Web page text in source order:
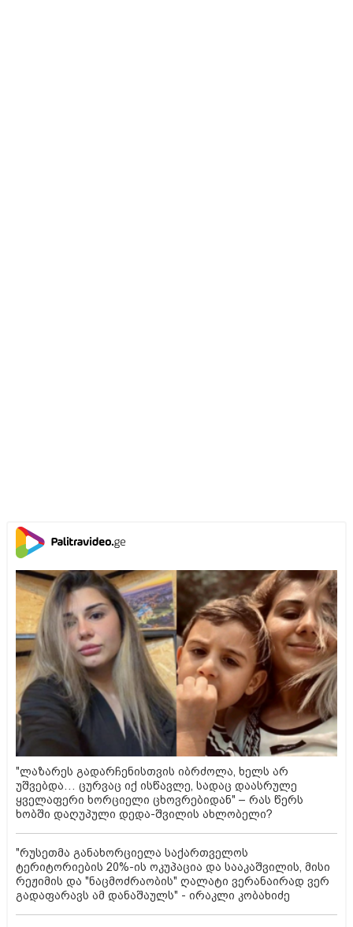
"ლაზარეს გადარჩენისთვის იბრძოლა, ხელს არ
უშვებდა… ცურვაც იქ ისწავლე, სადაც დაასრულე
ყველაფერი ხორციელი ცხოვრებიდან" – რას წერს
ხობში დაღუპული დედა-შვილის ახლობელი?
"რუსეთმა განახორციელა საქართველოს
ტერიტორიების 20%-ის ოკუპაცია და სააკაშვილის, მისი
რეჟიმის და "ნაცმოძრაობის" ღალატი ვერანაირად ვერ
გადაფარავს ამ დანაშაულს" - ირაკლი კობახიძე